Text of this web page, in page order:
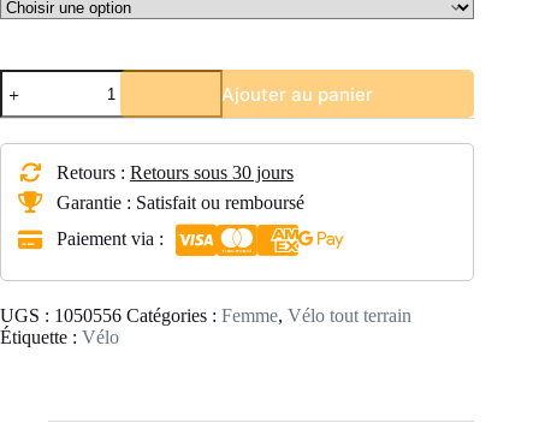
quantité
de
vélo
VTT
électrique
semi-
rigide
femme
E-
500
prune
Ajouter au panier
Retours : Retours sous 30 jours
Garantie : Satisfait ou remboursé
Paiement via :
UGS : 1050556 Catégories : Femme, Vélo tout terrain
Étiquette : Vélo